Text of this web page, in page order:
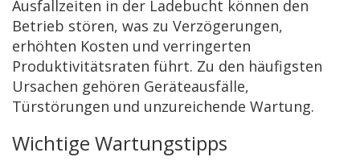
Ausfallzeiten in der Ladebucht können den
Betrieb stören, was zu Verzögerungen,
erhöhten Kosten und verringerten
Produktivitätsraten führt. Zu den häufigsten
Ursachen gehören Geräteausfälle,
Türstörungen und unzureichende Wartung.
Wichtige Wartungstipps